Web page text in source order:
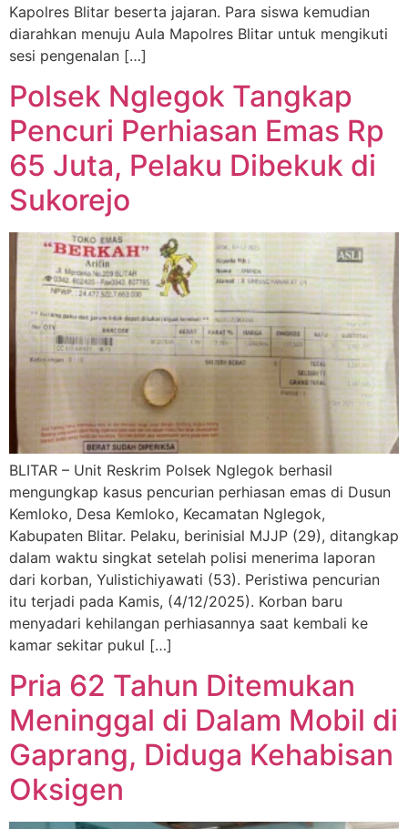
Kapolres Blitar beserta jajaran. Para siswa kemudian
diarahkan menuju Aula Mapolres Blitar untuk mengikuti
sesi pengenalan […]
Polsek Nglegok Tangkap
Pencuri Perhiasan Emas Rp
65 Juta, Pelaku Dibekuk di
Sukorejo
BLITAR – Unit Reskrim Polsek Nglegok berhasil
mengungkap kasus pencurian perhiasan emas di Dusun
Kemloko, Desa Kemloko, Kecamatan Nglegok,
Kabupaten Blitar. Pelaku, berinisial MJJP (29), ditangkap
dalam waktu singkat setelah polisi menerima laporan
dari korban, Yulistichiyawati (53). Peristiwa pencurian
itu terjadi pada Kamis, (4/12/2025). Korban baru
menyadari kehilangan perhiasannya saat kembali ke
kamar sekitar pukul […]
Pria 62 Tahun Ditemukan
Meninggal di Dalam Mobil di
Gaprang, Diduga Kehabisan
Oksigen